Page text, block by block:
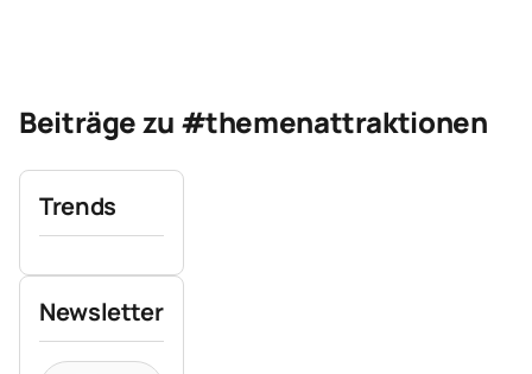
Beiträge zu #themenattraktionen
Trends
Newsletter